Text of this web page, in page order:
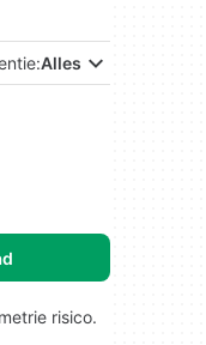
Alles
risico.